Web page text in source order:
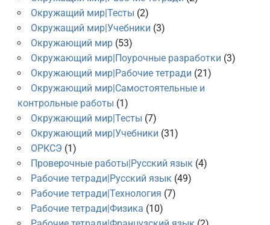
Окружащий мир|Тесты (2)
Окружащий мир|Учебники (3)
Окружающий мир(53)
Окружающий мир|Поурочные разработки (3)
Окружающий мир|Рабочие тетради (21)
Окружающий мир|Самостоятельные и
контрольные работы (1)
Окружающий мир|Тесты (7)
Окружающий мир|Учебники (31)
ОРКСЭ (1)
Проверочные работы|Русский язык(4)
Рабочие тетради|Русский язык(49)
Рабочие тетради|Технология (7)
Рабочие тетради|Физика (10)